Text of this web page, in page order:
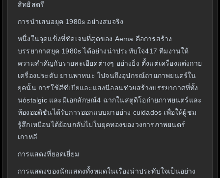
สิทธิสตรี
การนำเสนอยุค 1980s อย่างสมจริง
หนึ่งในจุดแข็งที่ชัดเจนที่สุดของ Aema คือการสร้าง
บรรยากาศยุค 1980s ได้อย่างน่าประทับใจ417 ทีมงานให้
ความสำคัญกับรายละเอียดต่างๆ อย่างยิ่ง ตั้งแต่เครื่องแต่งกาย
เครื่องประดับ ยานพาหนะ ไปจนถึงอุปกรณ์ถ่ายภาพยนตร์ใน
ยุคนั้น การใช้สีซีเปียและแสงนีออนช่วยสร้างบรรยากาศที่ทั้ง
นóstalgic และมีเอกลักษณ์4 ฉากในสตูดิโอถ่ายภาพยนตร์และ
ห้องออดิชันได้รับการออกแบบมาอย่าง cuidados เพื่อให้ผู้ชม
รู้สึกเหมือนได้ย้อนกลับไปในยุคทองของวงการภาพยนตร์
เกาหลี
การแสดงที่ยอดเยี่ยม
การแสดงของนักแสดงทั้งหมดในเรื่องน่าประทับใจเป็นอย่าง